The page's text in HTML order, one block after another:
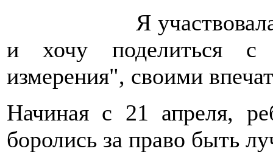
Я
и хочу поделиться с
измерения", своими
Начиная с 21 апреля,
боролись за право быть